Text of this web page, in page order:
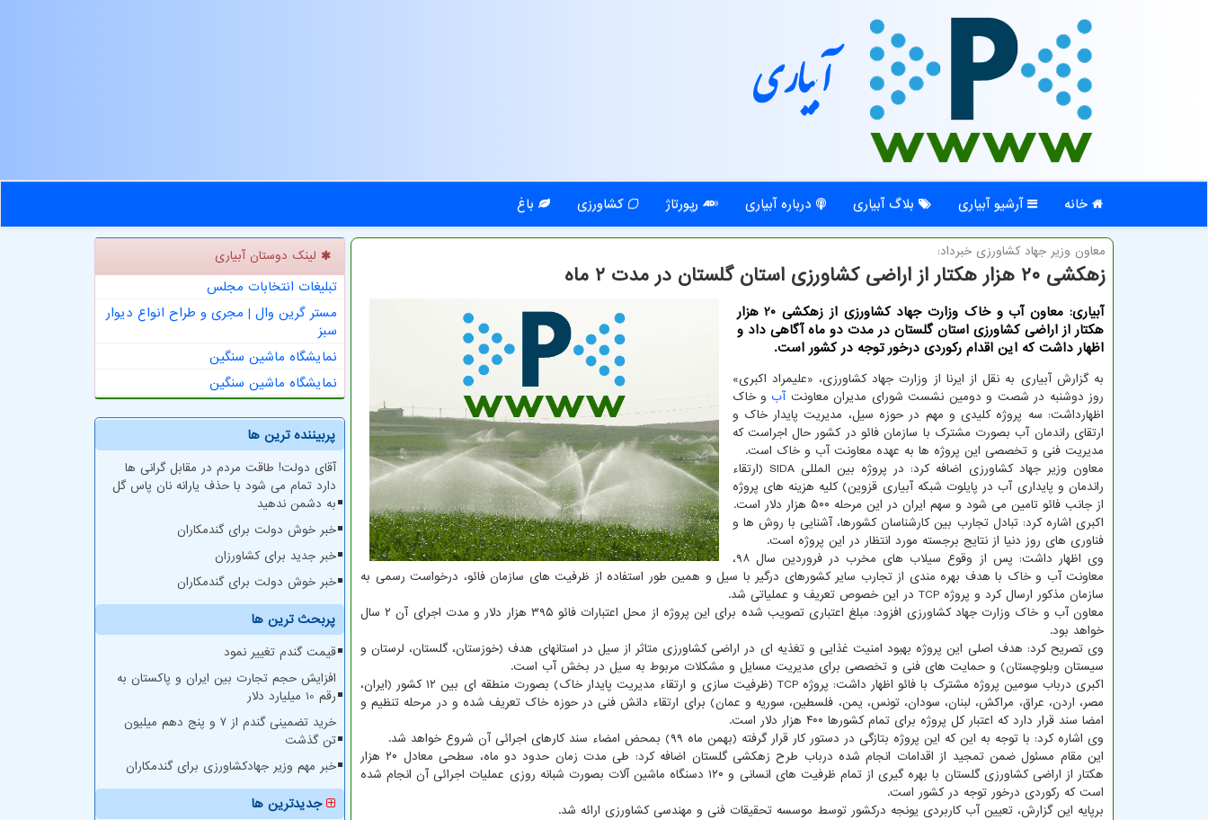
آبیاری
خانه آرشیو آبیاری بلاگ آبیاری درباره آبیاری رپورتاژ کشاورزی باغ
معاون وزیر جهاد كشاورزی خبرداد:
زهكشی ۲۰ هزار هكتار از اراضی كشاورزی استان گلستان در مدت ۲ ماه
آبیاری: معاون آب و خاک وزارت جهاد کشاورزی از زهکشی 20 هزار
هکتار از اراضی کشاورزی استان گلستان در مدت دو ماه آگاهی داد و
اظهار داشت که این اقدام رکوردی درخور توجه در کشور است.
به گزارش آبیاری به نقل از ایرنا از وزارت جهاد کشاورزی، «علیمراد اکبری»
روز دوشنبه در شصت و دومین نشست شورای مدیران معاونتآب و خاک
اظهارداشت: سه پروژه کلیدی و مهم در حوزه سیل، مدیریت پایدار خاک و
ارتقای راندمان آب بصورت مشترک با سازمان فائو در کشور حال اجراست که
مدیریت فنی و تخصصی این پروژه ها به عهده معاونت آب و خاک است.
معاون وزیر جهاد کشاورزی اضافه کرد: در پروژه بین المللی SIDA (ارتقاء
راندمان و پایداری آب در پایلوت شبکه آبیاری قزوین) کلیه هزینه های پروژه
از جانب فائو تامین می شود و سهم ایران در این مرحله ۵۰۰ هزار دلار است.
اکبری اشاره کرد: تبادل تجارب بین کارشناسان کشورها، آشنایی با روش ها و
فناوری های روز دنیا از نتایج برجسته مورد انتظار در این پروژه است.
وی اظهار داشت: پس از وقوع سیلاب های مخرب در فروردین سال ۹۸،
معاونت آب و خاک با هدف بهره مندی از تجارب سایر کشورهای درگیر با سیل و همین طور استفاده از ظرفیت های سازمان فائو، درخواست رسمی به
سازمان مذکور ارسال کرد و پروژه TCP در این خصوص تعریف و عملیاتی شد.
معاون آب و خاک وزارت جهاد کشاورزی افزود: مبلغ اعتباری تصویب شده برای این پروژه از محل اعتبارات فائو ۳۹۵ هزار دلار و مدت اجرای آن ۲ سال
خواهد بود.
وی تصریح کرد: هدف اصلی این پروژه بهبود امنیت غذایی و تغذیه ای در اراضی کشاورزی متاثر از سیل در استانهای هدف (خوزستان، گلستان، لرستان و
سیستان وبلوچستان) و حمایت های فنی و تخصصی برای مدیریت مسایل و مشکلات مربوط به سیل در بخش آب است.
اکبری درباب سومین پروژه مشترک با فائو اظهار داشت: پروژه TCP (ظرفیت سازی و ارتقاء مدیریت پایدار خاک) بصورت منطقه ای بین ۱۲ کشور (ایران،
مصر، اردن، عراق، مراکش، لبنان، سودان، تونس، یمن، فلسطین، سوریه و عمان) برای ارتقاء دانش فنی در حوزه خاک تعریف شده و در مرحله تنظیم و
امضا سند قرار دارد که اعتبار کل پروژه برای تمام کشورها ۴۰۰ هزار دلار است.
وی اشاره کرد: با توجه به این که این پروژه بتازگی در دستور کار قرار گرفته (بهمن ماه ۹۹) بمحض امضاء سند کارهای اجرائی آن شروع خواهد شد.
این مقام مسئول ضمن تمجید از اقدامات انجام شده درباب طرح زهکشی گلستان اضافه کرد: طی مدت زمان حدود دو ماه، سطحی معادل ۲۰ هزار
هکتار از اراضی کشاورزی گلستان با بهره گیری از تمام ظرفیت های انسانی و ۱۲۰ دسنگاه ماشین آلات بصورت شبانه روزی عملیات اجرائی آن انجام شده
است که رکوردی درخور توجه در کشور است.
برپایه این گزارش، تعیین آب کاربردی یونجه درکشور توسط موسسه تحقیقات فنی و مهندسی کشاورزی ارائه شد.
لینک دوستان آبیاری
تبلیغات انتخابات مجلس
مستر گرین وال | مجری و طراح انواع دیوار
سبز
نمایشگاه ماشین سنگین
نمایشگاه ماشین سنگین
پربیننده ترین ها
آقای دولت! طاقت مردم در مقابل گرانی ها
دارد تمام می شود با حذف یارانه نان پاس گل
به دشمن ندهید
خبر خوش دولت برای گندمکاران
خبر جدید برای کشاورزان
خبر خوش دولت برای گندمکاران
پربحث ترین ها
قیمت گندم تغییر نمود
افزایش حجم تجارت بین ایران و پاکستان به
رقم 10 میلیارد دلار
خرید تضمینی گندم از ۷ و پنج دهم میلیون
تن گذشت
خبر مهم وزیر جهادکشاورزی برای گندمکاران
جدیدترین ها